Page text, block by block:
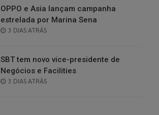
OPPO e Asia lançam campanha
estrelada por Marina Sena
POSTED
3 DIAS ATRÁS
SBT tem novo vice-presidente de
Negócios e Facilities
POSTED
3 DIAS ATRÁS